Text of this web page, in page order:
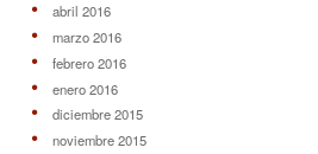
abril 2016
marzo 2016
febrero 2016
enero 2016
diciembre 2015
noviembre 2015